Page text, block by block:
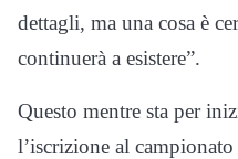
dettagli, ma una cosa è
continuerà a esistere”.
Questo mentre sta per
l’iscrizione al